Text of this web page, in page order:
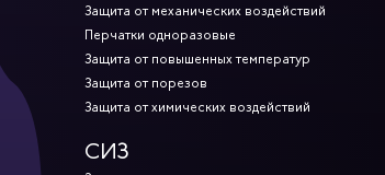
Защита от механических воздействий
Перчатки одноразовые
Защита от повышенных температур
Защита от порезов
Защита от химических воздействий
СИЗ